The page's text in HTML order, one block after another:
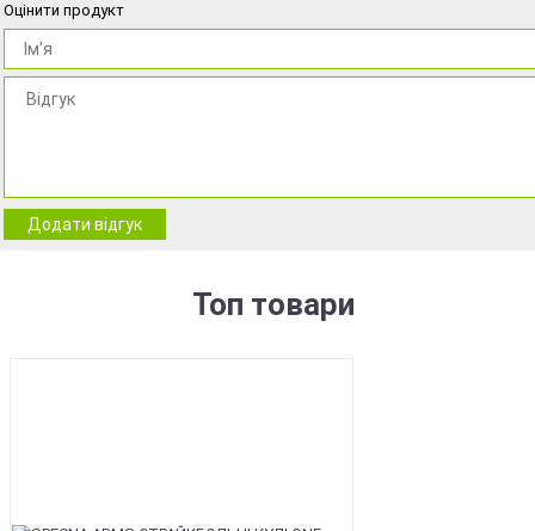
Оцінити продукт
Додати відгук
Топ товари